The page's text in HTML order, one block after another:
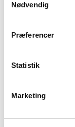
Nødvendig
Præferencer
Statistik
Marketing